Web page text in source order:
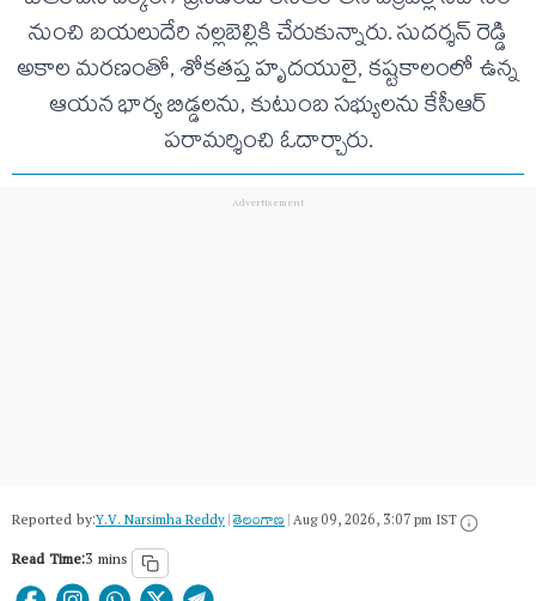
నుంచి బయలుదేరి నల్లబెల్లికి చేరుకున్నారు. సుదర్శన్ రెడ్డి
అకాల మరణంతో, శోకతప్త హృదయులై, కష్టకాలంలో ఉన్న
ఆయన భార్య బిడ్డలను, కుటుంబ సభ్యులను కేసీఆర్
పరామర్శించి ఓదార్చారు.
Reported by:Y.V. Narsimha Reddy|తెలంగాణ‌|Aug 09, 2026, 3:07 pm IST
Read Time:3 mins